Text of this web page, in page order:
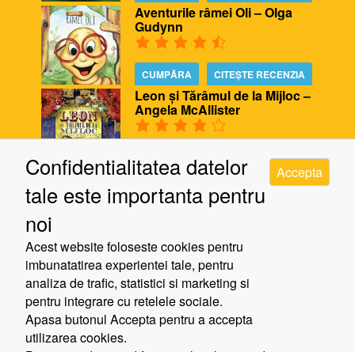
Aventurile râmei Oli – Olga
Gudynn
CUMPĂRA CITEȘTE RECENZIA
Leon și Tărâmul de la Mijloc –
Angela McAllister
CUMPĂRA CITEȘTE RECENZIA
Biblioteca ursului – Poppy
Bishop, Alison Edgson
CUMPĂRA CITEȘTE RECENZIA
Cinci minute de răgaz – Jill
Murphy
CUMPĂRA CITEȘTE RECENZIA
Confidentialitatea datelor
tale este importanta pentru
noi
Acest website foloseste cookies pentru
imbunatatirea experientei tale, pentru
analiza de trafic, statistici si marketing si
pentru integrare cu retelele sociale.
Apasa butonul Accepta pentru a accepta
utilizarea cookies.
Accepta